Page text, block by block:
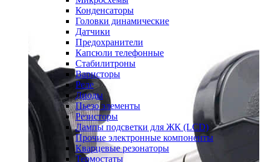
Конденсаторы
Головки динамические
Датчики
Предохранители
Капсюли телефонные
Стабилитроны
Варисторы
Реле
Диоды
Пьезо элементы
Резисторы
Лампы подсветки для ЖК (LCD)
Прочие электронные компоненты
Кварцевые резонаторы
Термостаты